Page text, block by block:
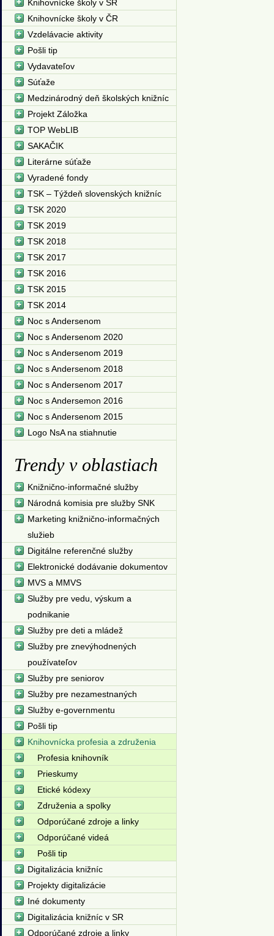
Knihovnícke školy v SR
Knihovnícke školy v ČR
Vzdelávacie aktivity
Pošli tip
Vydavateľov
Súťaže
Medzinárodný deň školských knižníc
Projekt Záložka
TOP WebLIB
SAKAČIK
Literárne súťaže
Vyradené fondy
TSK – Týždeň slovenských knižníc
TSK 2020
TSK 2019
TSK 2018
TSK 2017
TSK 2016
TSK 2015
TSK 2014
Noc s Andersenom
Noc s Andersenom 2020
Noc s Andersenom 2019
Noc s Andersenom 2018
Noc s Andersenom 2017
Noc s Andersemon 2016
Noc s Andersenom 2015
Logo NsA na stiahnutie
Trendy v oblastiach
Knižnično-informačné služby
Národná komisia pre služby SNK
Marketing knižnično-informačných
služieb
Digitálne referenčné služby
Elektronické dodávanie dokumentov
MVS a MMVS
Služby pre vedu, výskum a
podnikanie
Služby pre deti a mládež
Služby pre znevýhodnených
používateľov
Služby pre seniorov
Služby pre nezamestnaných
Služby e-governmentu
Pošli tip
Knihovnícka profesia a združenia
Profesia knihovník
Prieskumy
Etické kódexy
Združenia a spolky
Odporúčané zdroje a linky
Odporúčané videá
Pošli tip
Digitalizácia knižníc
Projekty digitalizácie
Iné dokumenty
Digitalizácia knižníc v SR
Odporúčané zdroje a linky